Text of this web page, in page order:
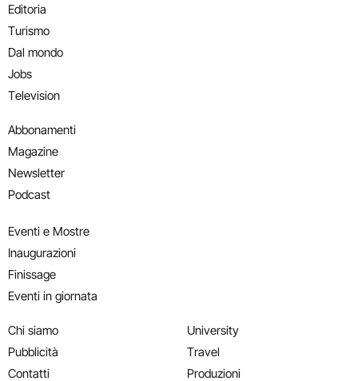
Editoria
Turismo
Dal mondo
Jobs
Television
Abbonamenti
Magazine
Newsletter
Podcast
Eventi e Mostre
Inaugurazioni
Finissage
Eventi in giornata
Chi siamo
Pubblicità
Contatti
University
Travel
Produzioni